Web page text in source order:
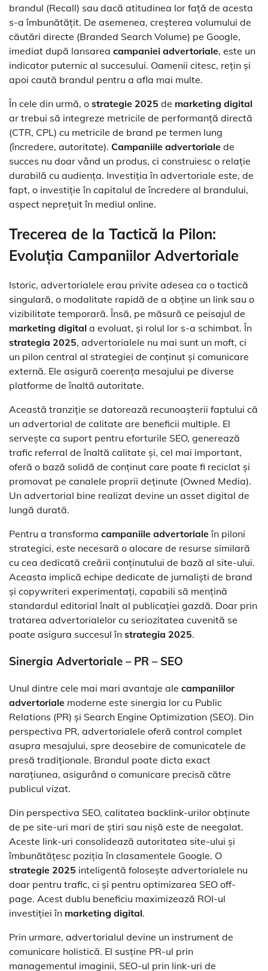
brandul (Recall) sau dacă atitudinea lor față de acesta
s-a îmbunătățit. De asemenea, creșterea volumului de
căutări directe (Branded Search Volume) pe Google,
imediat după lansarea campaniei advertoriale, este un
indicator puternic al succesului. Oamenii citesc, rețin și
apoi caută brandul pentru a afla mai multe.
În cele din urmă, o strategie 2025 de marketing digital
ar trebui să integreze metricile de performanță directă
(CTR, CPL) cu metricile de brand pe termen lung
(încredere, autoritate). Campaniile advertoriale de
succes nu doar vând un produs, ci construiesc o relație
durabilă cu audiența. Investiția în advertoriale este, de
fapt, o investiție în capitalul de încredere al brandului,
aspect neprețuit în mediul online.
Trecerea de la Tactică la Pilon:
Evoluția Campaniilor Advertoriale
Istoric, advertorialele erau privite adesea ca o tactică
singulară, o modalitate rapidă de a obține un link sau o
vizibilitate temporară. Însă, pe măsură ce peisajul de
marketing digital a evoluat, și rolul lor s-a schimbat. În
strategia 2025, advertorialele nu mai sunt un moft, ci
un pilon central al strategiei de conținut și comunicare
externă. Ele asigură coerența mesajului pe diverse
platforme de înaltă autoritate.
Această tranziție se datorează recunoașterii faptului că
un advertorial de calitate are beneficii multiple. El
servește ca suport pentru eforturile SEO, generează
trafic referral de înaltă calitate și, cel mai important,
oferă o bază solidă de conținut care poate fi reciclat și
promovat pe canalele proprii deținute (Owned Media).
Un advertorial bine realizat devine un asset digital de
lungă durată.
Pentru a transforma campaniile advertorialeîn piloni
strategici, este necesară o alocare de resurse similară
cu cea dedicată creării conținutului de bază al site-ului.
Aceasta implică echipe dedicate de jurnaliști de brand
și copywriteri experimentați, capabili să mențină
standardul editorial înalt al publicației gazdă. Doar prin
tratarea advertorialelor cu seriozitatea cuvenită se
poate asigura succesul în strategia 2025.
Sinergia Advertoriale – PR – SEO
Unul dintre cele mai mari avantaje ale campaniilor
advertoriale moderne este sinergia lor cu Public
Relations (PR) și Search Engine Optimization (SEO). Din
perspectiva PR, advertorialele oferă control complet
asupra mesajului, spre deosebire de comunicatele de
presă tradiționale. Brandul poate dicta exact
narațiunea, asigurând o comunicare precisă către
publicul vizat.
Din perspectiva SEO, calitatea backlink-urilor obținute
de pe site-uri mari de știri sau nișă este de neegalat.
Aceste link-uri consolidează autoritatea site-ului și
îmbunătățesc poziția în clasamentele Google. O
strategie 2025 inteligentă folosește advertorialele nu
doar pentru trafic, ci și pentru optimizarea SEO off-
page. Acest dublu beneficiu maximizează ROI-ul
investiției în marketing digital.
Prin urmare, advertorialul devine un instrument de
comunicare holistică. El susține PR-ul prin
managementul imaginii, SEO-ul prin link-uri de